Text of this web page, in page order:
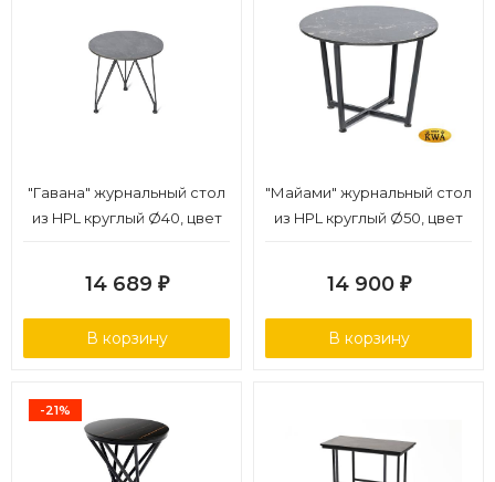
"Гавана" журнальный стол
из HPL круглый Ø40, цвет
14 689 ₽
В корзину
"Майами" журнальный стол
из HPL круглый Ø50, цвет
14 900 ₽
В корзину
-21%